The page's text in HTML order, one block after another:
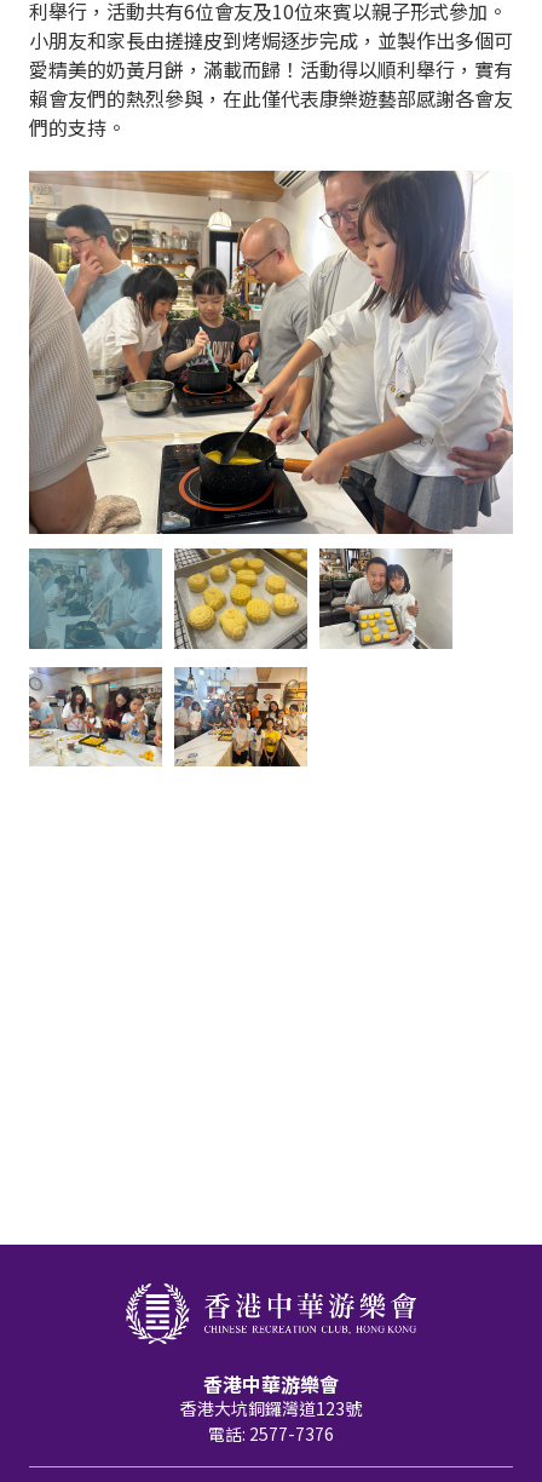
利舉行，活動共有6位會友及10位來賓以親子形式參加。
小朋友和家長由搓撻皮到烤焗逐步完成，並製作出多個可
愛精美的奶黃月餅，滿載而歸！活動得以順利舉行，實有
賴會友們的熱烈參與，在此僅代表康樂遊藝部感謝各會友
們的支持。
香港中華游樂會
香港大坑銅鑼灣道123號
電話: 2577-7376